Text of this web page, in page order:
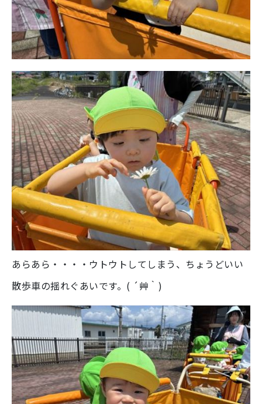
あらあら・・・・ウトウトしてしまう、ちょうどいい
散歩車の揺れぐあいです。( ´艸｀)